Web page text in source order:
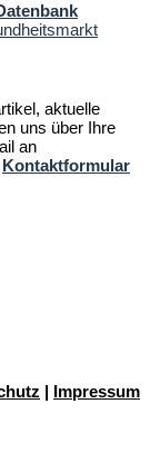
aktuelle
uns über Ihre
an
Kontaktformular
| Impressum